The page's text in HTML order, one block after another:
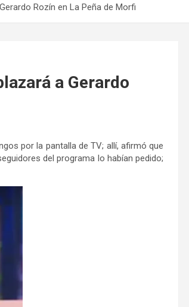
Rozín en La Peña de Morfi
a Gerardo
por la pantalla de TV; allí, afirmó que
del programa lo habían pedido;